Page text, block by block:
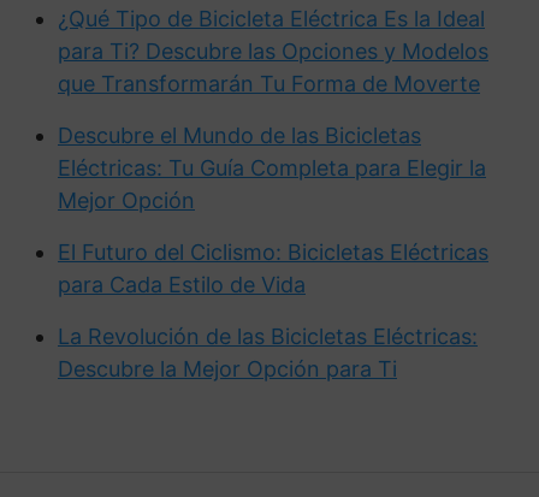
¿Qué Tipo de Bicicleta Eléctrica Es la Ideal
para Ti? Descubre las Opciones y Modelos
que Transformarán Tu Forma de Moverte
Descubre el Mundo de las Bicicletas
Eléctricas: Tu Guía Completa para Elegir la
Mejor Opción
El Futuro del Ciclismo: Bicicletas Eléctricas
para Cada Estilo de Vida
La Revolución de las Bicicletas Eléctricas:
Descubre la Mejor Opción para Ti